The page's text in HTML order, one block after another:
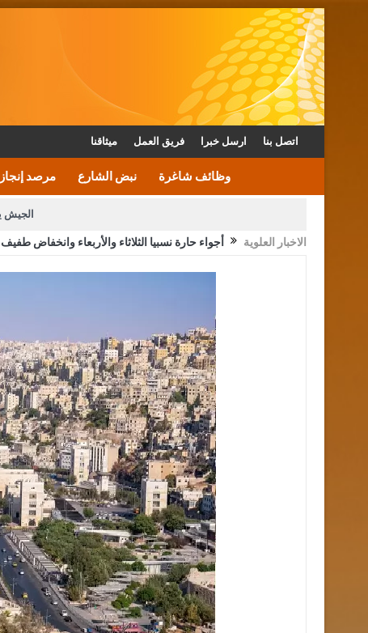
ميثاقنا فريق العمل ارسل خبرا اتصل بنا
مرصد إنجاز نبض الشارع وظائف شاغرة
الجيش
الأمن يتلف 16 مليون حبة كبتاجون و1480 كغم مواد مخدرة
القاضي يلتقي رؤساء تحرير
الاخبار العلوية أجواء حارة نسبيا الثلاثاء والأربعاء وانخفاض